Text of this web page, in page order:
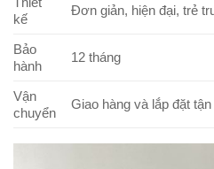
kế
Đơn giản, hiện đại, trẻ
Bảo
hành
12 tháng
Vận
chuyển
Giao hàng và lắp đặt